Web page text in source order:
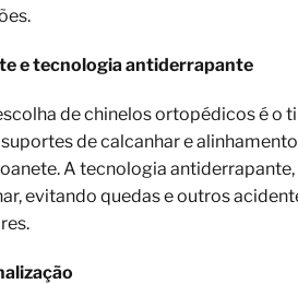
e tecnologia antiderrapante
de chinelos ortopédicos é o
de calcanhar e
A tecnologia
evitando quedas e outros